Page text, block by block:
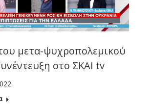
μετα-ψυχροπολεμικού
στο ΣΚΑΙ tv